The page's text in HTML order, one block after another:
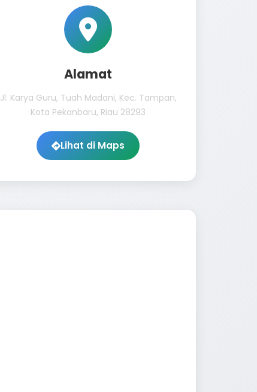
Alamat
Jl. Karya Guru, Tuah Madani, Kec. Tampan,
Kota Pekanbaru, Riau 28293
Lihat di Maps